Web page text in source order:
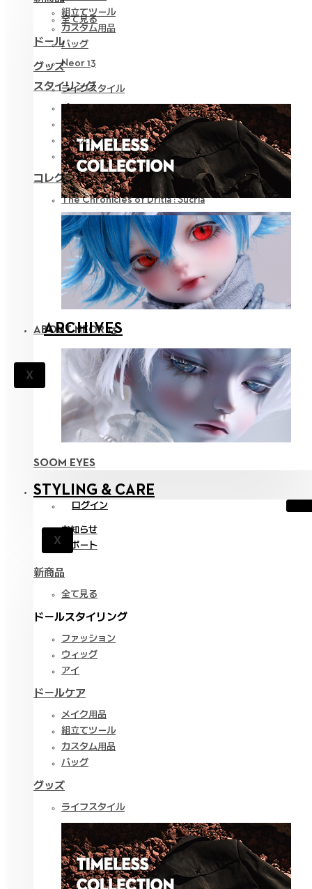
組立てツール
カスタム用品
バッグ
グッズ
ライフスタイル
ARCHIVES
X
全て見る
ドール
Neor 13
スタイリング
パーツ
アイ
ウェア
ツール
コレクション
The Chronicles of Dritia : Sucria
ABOUT NEOR 13
SOOM EYES
STYLING & CARE
ログイン
X
お知らせ
サポート
新商品
全て見る
ドールスタイリング
ファッション
ウィッグ
アイ
ドールケア
メイク用品
組立てツール
カスタム用品
バッグ
グッズ
ライフスタイル